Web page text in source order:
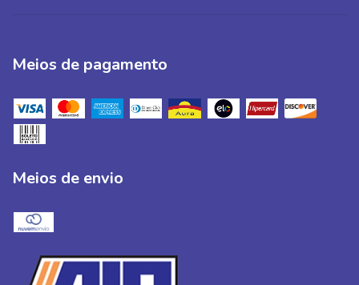
Meios de pagamento
Meios de envio